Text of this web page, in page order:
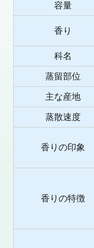
容量
香り
科名
蒸留部位
主な産地
蒸散速度
香りの印象
香りの特徴